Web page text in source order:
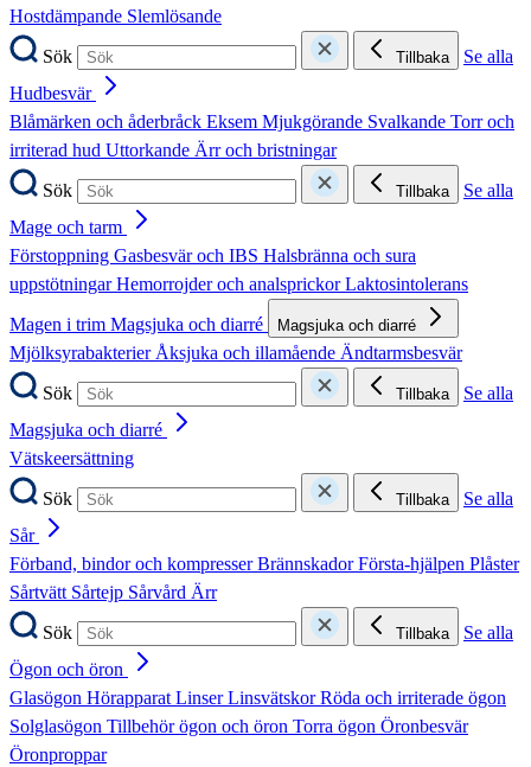
Hostdämpande Slemlösande
Sök
Tillbaka
Se alla
Hudbesvär
Blåmärken och åderbråck Eksem Mjukgörande Svalkande Torr och
irriterad hud Uttorkande Ärr och bristningar
Sök
Tillbaka
Se alla
Mage och tarm
Förstoppning Gasbesvär och IBS Halsbränna och sura
uppstötningarHemorrojder och analsprickorLaktosintolerans
Magen i trim Magsjuka och diarré Magsjuka och diarré
MjölksyrabakterierÅksjuka och illamående Ändtarmsbesvär
Sök
Tillbaka
Se alla
Magsjuka och diarré
Vätskeersättning
Sök
Tillbaka
Se alla
Sår
Förband, bindor och kompresserBrännskadorFörsta-hjälpen Plåster
Sårtvätt Sårtejp Sårvård Ärr
Sök
Tillbaka
Se alla
Ögon och öron
Glasögon HörapparatLinserLinsvätskorRöda och irriterade ögon
Solglasögon Tillbehör ögon och öron Torra ögon Öronbesvär
Öronproppar